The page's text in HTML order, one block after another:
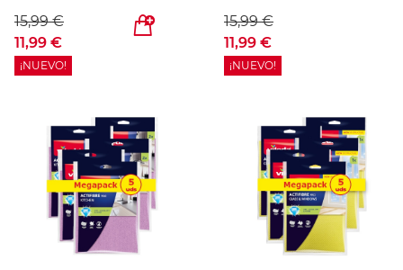
15,99 €
11,99 €
¡NUEVO!
15,99 €
11,99 €
¡NUEVO!